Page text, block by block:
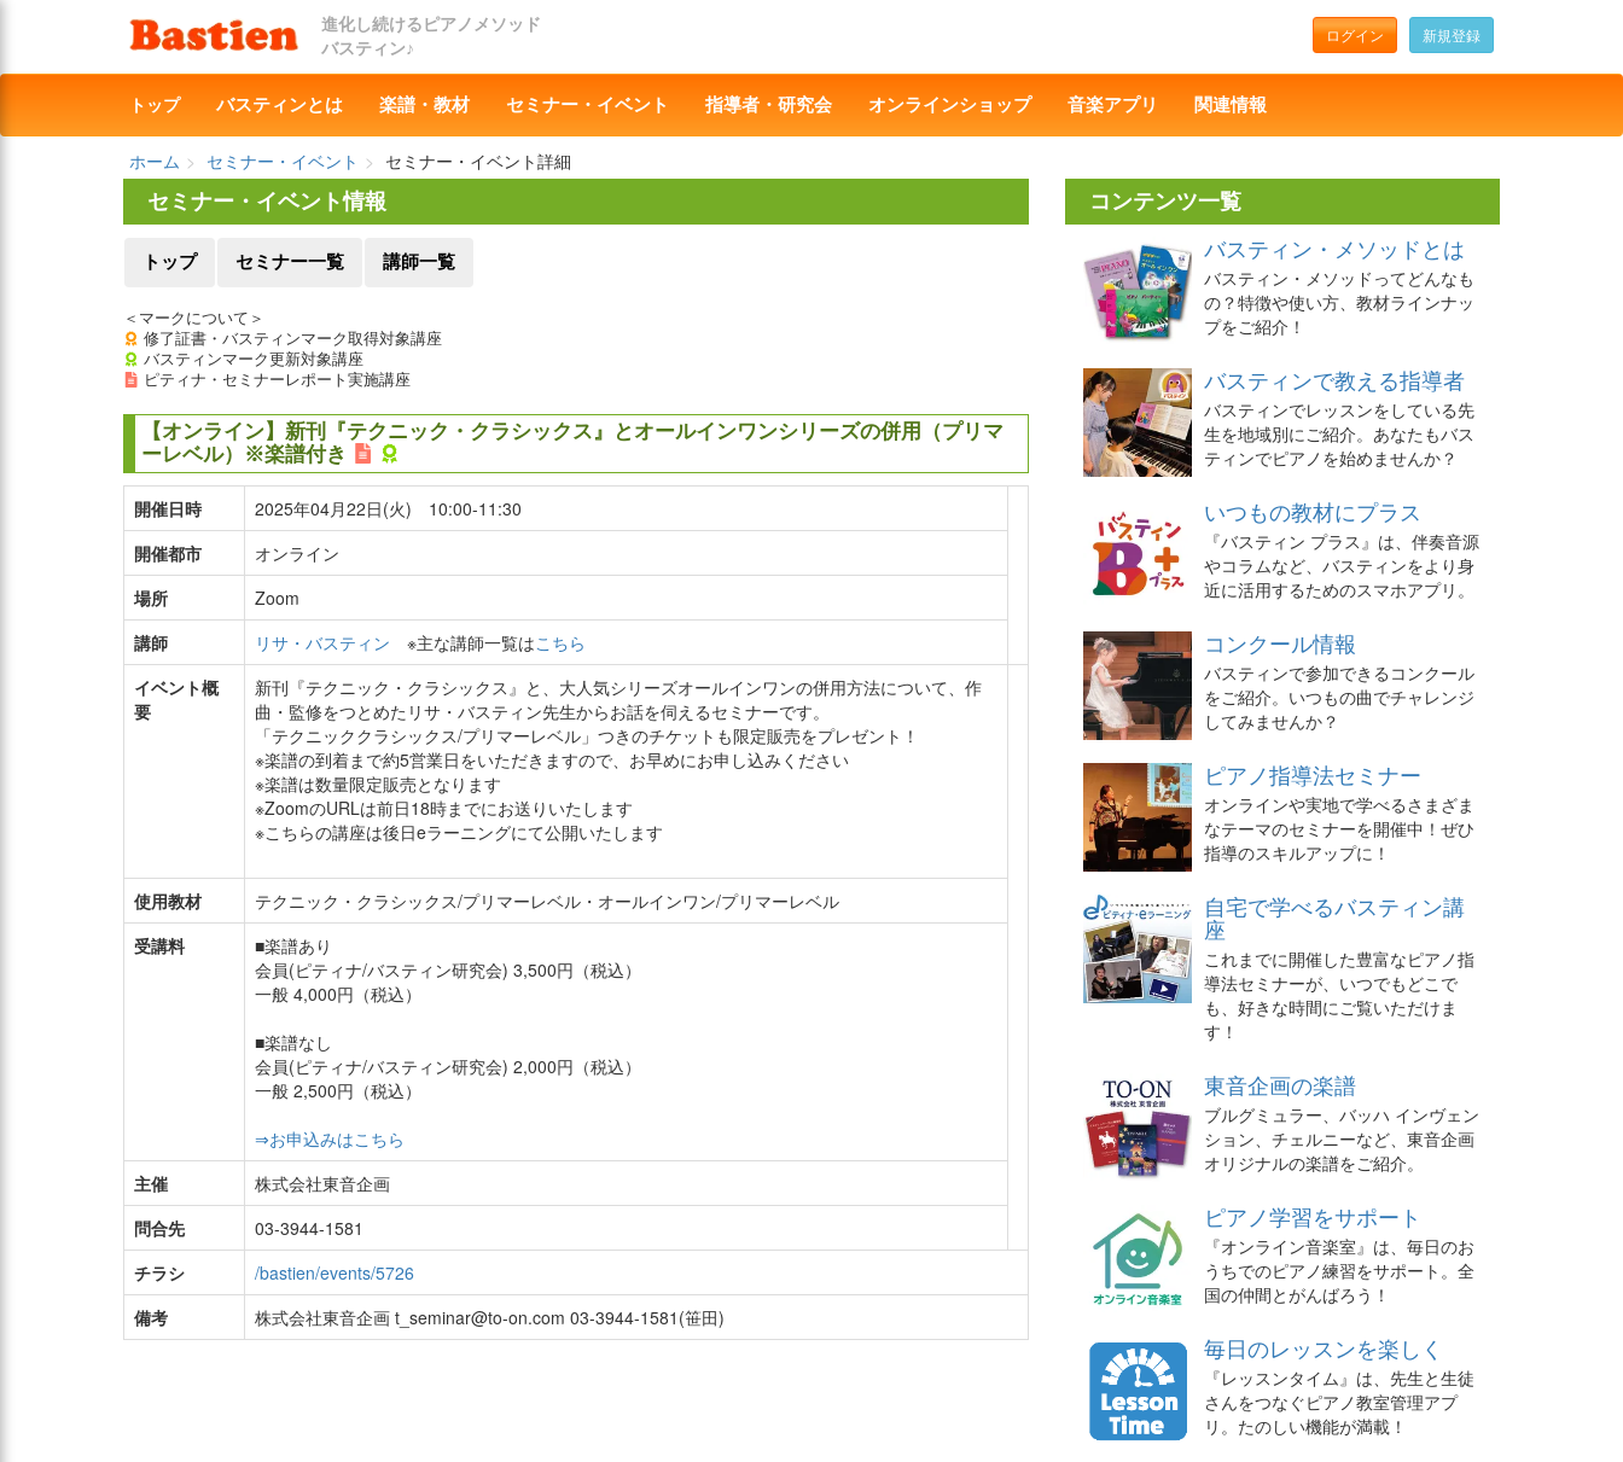
進化し続けるピアノメソッド
バスティン♪
ログイン 新規登録
トップ バスティンとは 楽譜・教材 セミナー・イベント 指導者・研究会 オンラインショップ 音楽アプリ 関連情報
ホーム セミナー・イベント
セミナー・イベント詳細
セミナー・イベント情報
トップ セミナー一覧 講師一覧
＜マークについて＞
修了証書・バスティンマーク取得対象講座
バスティンマーク更新対象講座
ピティナ・セミナーレポート実施講座
【オンライン】新刊『テクニック・クラシックス』とオールインワンシリーズの併用（プリマ
ーレベル）※楽譜付き
開催日時
2025年04月22日(火) 10:00-11:30
開催都市
オンライン
場所
Zoom
講師
リサ・バスティン ※主な講師一覧はこちら
イベント概
要
新刊『テクニック・クラシックス』と、大人気シリーズオールインワンの併用方法について、作
曲・監修をつとめたリサ・バスティン先生からお話を伺えるセミナーです。
「テクニッククラシックス/プリマーレベル」つきのチケットも限定販売をプレゼント！
※楽譜の到着まで約5営業日をいただきますので、お早めにお申し込みください
※楽譜は数量限定販売となります
※ZoomのURLは前日18時までにお送りいたします
※こちらの講座は後日eラーニングにて公開いたします
使用教材
テクニック・クラシックス/プリマーレベル・オールインワン/プリマーレベル
受講料
■楽譜あり
会員(ピティナ/バスティン研究会) 3,500円（税込）
一般 4,000円（税込）
■楽譜なし
会員(ピティナ/バスティン研究会) 2,000円（税込）
一般 2,500円（税込）
⇒お申込みはこちら
主催
株式会社東音企画
問合先
03-3944-1581
チラシ
/bastien/events/5726
備考
株式会社東音企画 t_seminar@to-on.com 03-3944-1581(笹田)
コンテンツ一覧
バスティン・メソッドとは
バスティン・メソッドってどんなも
の？特徴や使い方、教材ラインナッ
プをご紹介！
バスティンで教える指導者
バスティンでレッスンをしている先
生を地域別にご紹介。あなたもバス
ティンでピアノを始めませんか？
いつもの教材にプラス
『バスティン プラス』は、伴奏音源
やコラムなど、バスティンをより身
近に活用するためのスマホアプリ。
コンクール情報
バスティンで参加できるコンクール
をご紹介。いつもの曲でチャレンジ
してみませんか？
ピアノ指導法セミナー
オンラインや実地で学べるさまざま
なテーマのセミナーを開催中！ぜひ
指導のスキルアップに！
自宅で学べるバスティン講
座
これまでに開催した豊富なピアノ指
導法セミナーが、いつでもどこで
も、好きな時間にご覧いただけま
す！
東音企画の楽譜
ブルグミュラー、バッハ インヴェン
ション、チェルニーなど、東音企画
オリジナルの楽譜をご紹介。
ピアノ学習をサポート
『オンライン音楽室』は、毎日のお
うちでのピアノ練習をサポート。全
国の仲間とがんばろう！
毎日のレッスンを楽しく
『レッスンタイム』は、先生と生徒
さんをつなぐピアノ教室管理アプ
リ。たのしい機能が満載！